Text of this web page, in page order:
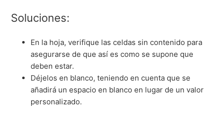
Soluciones:
En la hoja, verifique las celdas sin contenido para
asegurarse de que así es como se supone que
deben estar.
Déjelos en blanco, teniendo en cuenta que se
añadirá un espacio en blanco en lugar de un valor
personalizado.